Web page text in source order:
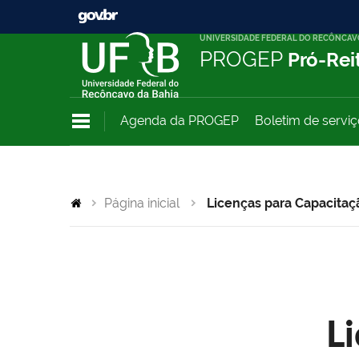
UNIVERSIDADE FEDERAL DO
PROGEP Pró-
Agenda da PROGEP Boletim de
Página inicial Licenças para